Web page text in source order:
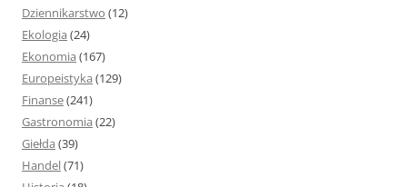
Dziennikarstwo (12)
Ekologia (24)
Ekonomia (167)
Europeistyka (129)
Finanse(241)
Gastronomia (22)
Giełda (39)
Handel(71)